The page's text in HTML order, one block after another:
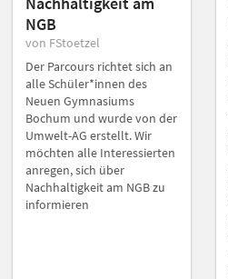
NGB
von FStoetzel
Der Parcours richtet sich an
alle Schüler*innen des
Neuen Gymnasiums
Bochum und wurde von der
Umwelt-AG erstellt. Wir
möchten alle Interessierten
anregen, sich über
Nachhaltigkeit am NGB zu
informieren